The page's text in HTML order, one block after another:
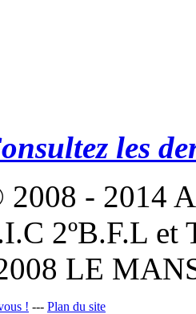
les
- 2014
2ºB.F.L
LE
! --- Plan du site